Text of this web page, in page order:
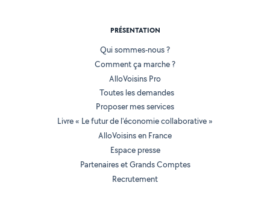
PRÉSENTATION
Qui sommes-nous ?
Comment ça marche ?
AlloVoisins Pro
Toutes les demandes
Proposer mes services
Livre « Le futur de l'économie collaborative »
AlloVoisins en France
Espace presse
Partenaires et Grands Comptes
Recrutement